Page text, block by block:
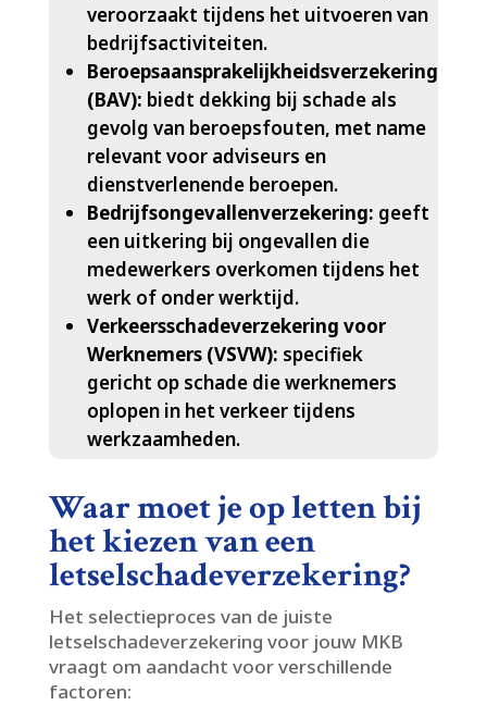
veroorzaakt tijdens het uitvoeren van
bedrijfsactiviteiten.​
Beroepsaansprakelijkheidsverzekering
(BAV): biedt dekking bij schade als
gevolg van beroepsfouten, met name
relevant voor adviseurs en
dienstverlenende beroepen.​
Bedrijfsongevallenverzekering: geeft
een uitkering bij ongevallen die
medewerkers overkomen tijdens het
werk of onder werktijd.​
Verkeersschadeverzekering voor
Werknemers (VSVW): specifiek
gericht op schade die werknemers
oplopen in het verkeer tijdens
werkzaamheden.​
Waar moet je op letten bij
het kiezen van een
letselschadeverzekering?
Het selectieproces van de juiste
letselschadeverzekering voor jouw MKB
vraagt om aandacht voor verschillende
factoren: